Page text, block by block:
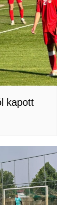
kapott